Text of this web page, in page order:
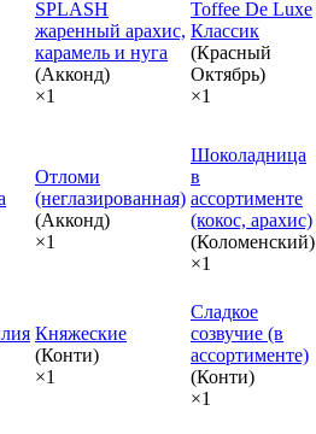
SPLASH
жаренный арахис,
карамель и нуга
(Акконд)
×1
Toffee De Luxe
Классик
(Красный
Октябрь)
×1
Отломи
(неглазированная)
(Акконд)
×1
Шоколадница
в
ассортименте
(кокос, арахис)
(Коломенский)
×1
Княжеские
(Конти)
×1
Сладкое
созвучие (в
ассортименте)
(Конти)
×1